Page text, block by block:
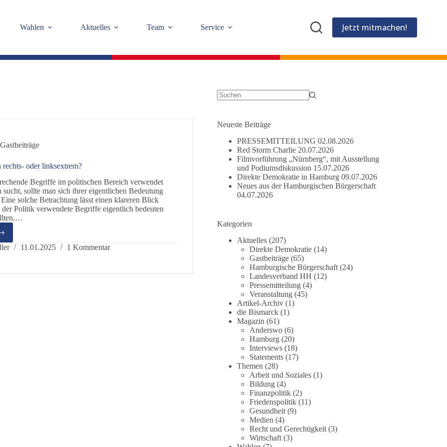
Wahlen Aktuelles Team Service Jetzt mitmachen!
Gastbeiträge
rechts- oder linksextrem?
Begriffe im politischen Bereich verwendet
sucht, sollte man sich ihrer eigentlichen Bedeutung
solche Betrachtung lässt einen klareren Blick
Politik verwendete Begriffe eigentlich bedeuten
11.01.2025 1 Kommentar
Neueste Beiträge
PRESSEMITTEILUNG 02.08.2026
Red Storm Charlie 20.07.2026
Filmvorführung „Nürnberg“, mit Ausstellung
und Podiumsdiskussion 15.07.2026
Direkte Demokratie in Hamburg 09.07.2026
Neues aus der Hamburgischen Bürgerschaft
04.07.2026
Kategorien
Aktuelles (207)
Direkte Demokratie (14)
Gastbeiträge (65)
Hamburgische Bürgerschaft (24)
Landesverband HH (12)
Pressemitteilung (4)
Veranstaltung (45)
Artikel-Archiv (1)
die Bismarck (1)
Magazin (61)
Anderswo (6)
Hamburg (20)
Interviews (18)
Statements (17)
Themen (28)
Arbeit und Soziales (1)
Bildung (4)
Finanzpolitik (2)
Friedenspolitik (11)
Gesundheit (9)
Medien (4)
Recht und Gerechtigkeit (3)
Wirtschaft (3)